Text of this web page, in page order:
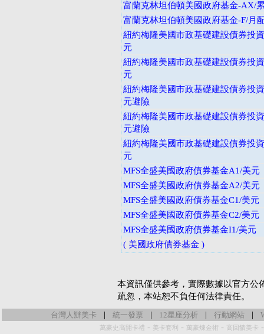
富蘭克林坦伯頓美國政府基金-AX/
富蘭克林坦伯頓美國政府基金-F/月
紐約梅隆美國市政基礎建設債券投
元
紐約梅隆美國市政基礎建設債券投
元
紐約梅隆美國市政基礎建設債券投
元避險
紐約梅隆美國市政基礎建設債券投
元避險
紐約梅隆美國市政基礎建設債券投
元
MFS全盛美國政府債券基金A1/美元
MFS全盛美國政府債券基金A2/美元
MFS全盛美國政府債券基金C1/美元
MFS全盛美國政府債券基金C2/美元
MFS全盛美國政府債券基金I1/美元
( 美國政府債券基金 )
本資訊僅供參考，實際數據以官方公
疏忽，本站恕不負任何法律責任。
台灣人辦美卡 | 統一發票 | 12星座分析 | 行動網站 |
萬豪史高開卡禮 - 美卡套利 - 萬豪煉金術 - 高回饋美卡